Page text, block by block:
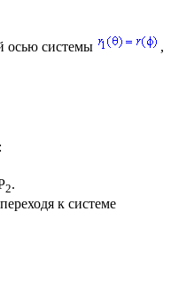
осью системы ,
2.
к системе